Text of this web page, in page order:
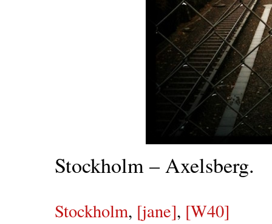
Stockholm – Axelsberg.
Stockholm, [jane], [W40]